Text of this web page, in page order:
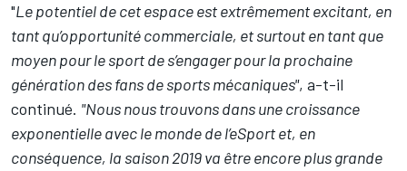
"Le potentiel de cet espace est extrêmement excitant, en
tant qu’opportunité commerciale, et surtout en tant que
moyen pour le sport de s’engager pour la prochaine
génération des fans de sports mécaniques", a-t-il
continué. "Nous nous trouvons dans une croissance
exponentielle avec le monde de l’eSport et, en
conséquence, la saison 2019 va être encore plus grande